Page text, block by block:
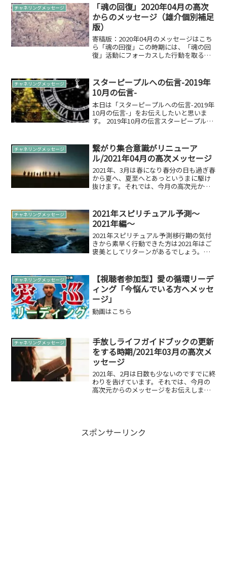
チャネリングメッセージ
「魂の回復」2020年04月の高次
からのメッセージ（雄介個別補足
版）
寄稿版：2020年04月のメッセージはこち
ら「魂の回復」この時期には、「魂の回
復」活動にフォーカスした行動を取ると
自身を取り戻す週間だと位置づけると良
いのです。そのた...
チャネリングメッセージ
スターピープルへの伝言-2019年
10月の伝言-
本日は「スターピープルへの伝言-2019年
10月の伝言-」をお伝えしたいと思いま
す。 2019年10月の伝言スターピープル・
は、日本では秋が深まりメンタル的にも
変...
チャネリングメッセージ
繋がり集合意識がリニューア
ル/2021年04月の高次メッセージ
2021年、3月は春になり春分の日も過ぎ春
から夏へ、夏至へとあっというまに駆け
抜けます。それでは、今月の高次元から
いと思います。古い感覚での付き合いが
歪みを起こし...
チャネリングメッセージ
2021年スピリチュアル予測～
2021年編～
2021年スピリチュアル予測移行期の気付
きから素早く行動できた方は2021年はご
褒美としてリターンがあるでしょう。そ
向きな良い結果につなぐ力を持っていま
す。ですので...
チャネリングメッセージ
【視聴者参加型】愛の循環リーデ
ィング「今悩んでいる方へメッセ
ージ」
動画はこちら
チャネリングメッセージ
手放しライフガイドブックの更新
をする時期/2021年03月の高次メ
ッセージ
2021年、2月は日数も少ないのですでに終
わりを告げています。それでは、今月の
高次元からのメッセージをお伝えしま
スポンサーリンク